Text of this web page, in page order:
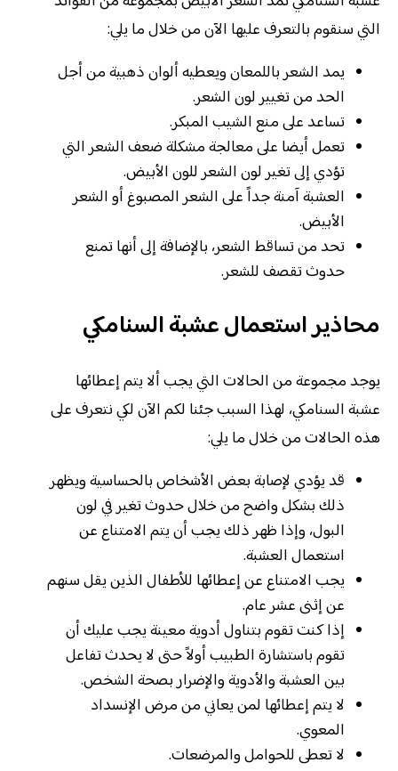
التي سنقوم بالتعرف عليها الآن من خلال ما يلي:
يمد الشعر باللمعان ويعطيه ألوان ذهبية من أجل
الحد من تغيير لون الشعر.
تساعد على منع الشيب المبكر.
تعمل أيضا على معالجة مشكلة ضعف الشعر التي
تؤدي إلى تغير لون الشعر للون الأبيض.
العشبة آمنة جداً على الشعر المصبوغ أو الشعر
الأبيض.
تحد من تساقط الشعر، بالإضافة إلى أنها تمنع
حدوث تقصف للشعر.
محاذير استعمال عشبة السنامكي
يوجد مجموعة من الحالات التي يجب ألا يتم إعطائها
عشبة السنامكي، لهذا السبب جئنا لكم الآن لكي نتعرف على
هذه الحالات من خلال ما يلي:
قد يؤدي لإصابة بعض الأشخاص بالحساسية ويظهر
ذلك بشكل واضح من خلال حدوث تغير في لون
البول، وإذا ظهر ذلك يجب أن يتم الامتناع عن
استعمال العشبة.
يجب الامتناع عن إعطائها للأطفال الذين يقل سنهم
عن إثنى عشر عام.
إذا كنت تقوم بتناول أدوية معينة يجب عليك أن
تقوم باستشارة الطبيب أولاً حتى لا يحدث تفاعل
بين العشبة والأدوية والإضرار بصحة الشخص.
لا يتم إعطائها لمن يعاني من مرض الإنسداد
المعوي.
لا تعطى للحوامل والمرضعات.